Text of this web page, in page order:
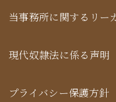
当事務所に関するリー
現代奴隷法に係る声明
プライバシー保護方針